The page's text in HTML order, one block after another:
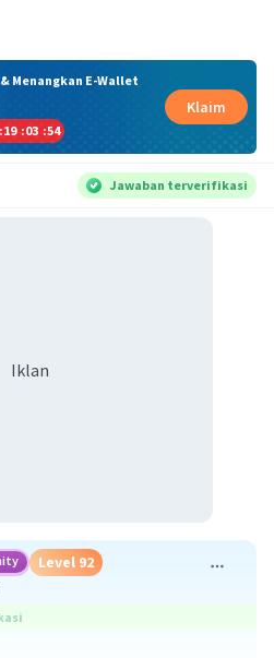
Menangkan E-Wallet
:19 :03 :54
Klaim
Jawaban terverifikasi
Iklan
Level 92